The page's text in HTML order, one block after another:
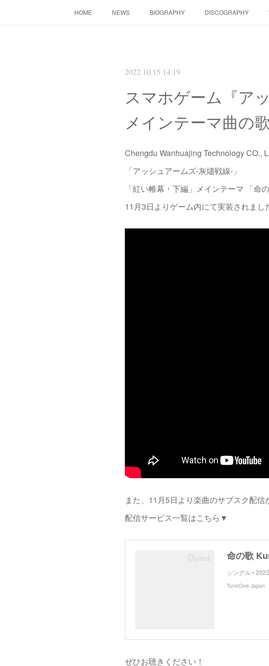
HOME NEWS BIOGRAPHY DISCOGRAPHY
2022.10.15 14:19
スマホゲーム『ア
メインテーマ曲の
Chengdu Wanhuajing Technology CO.,
「アッシュアームズ‐灰燼戦線‐」
「紅い帷幕・下編」メインテーマ 「命
11月3日よりゲーム内にて実装されまし
また、11月5日より楽曲のサブスク配信
配信サービス一覧はこちら ▼
命の歌
シングル •
TuneCore Japan
ぜひお聴きください！